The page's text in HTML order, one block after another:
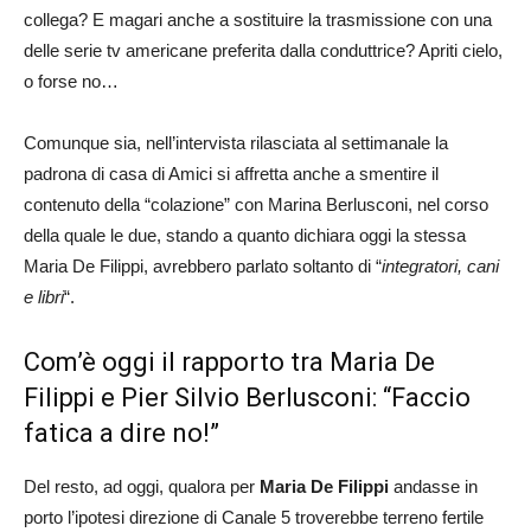
collega? E magari anche a sostituire la trasmissione con una
delle serie tv americane preferita dalla conduttrice? Apriti cielo,
o forse no…
Comunque sia, nell’intervista rilasciata al settimanale la
padrona di casa di Amici si affretta anche a smentire il
contenuto della “colazione” con Marina Berlusconi, nel corso
della quale le due, stando a quanto dichiara oggi la stessa
Maria De Filippi, avrebbero parlato soltanto di “integratori, cani
e libri“.
Com’è oggi il rapporto tra Maria De
Filippi e Pier Silvio Berlusconi: “Faccio
fatica a dire no!”
Del resto, ad oggi, qualora per Maria De Filippi andasse in
porto l’ipotesi direzione di Canale 5 troverebbe terreno fertile